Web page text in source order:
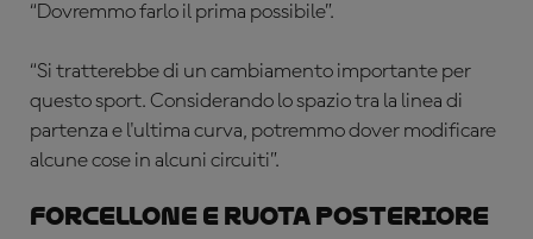
“Dovremmo farlo il prima possibile”.
“Si tratterebbe di un cambiamento importante per
questo sport. Considerando lo spazio tra la linea di
partenza e l'ultima curva, potremmo dover modificare
alcune cose in alcuni circuiti”.
Forcellone e ruota posteriore